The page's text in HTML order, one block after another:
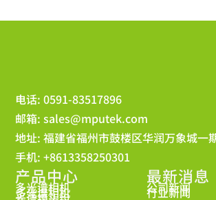
电话: 0591-83517896
邮箱:sales@mputek.com
地址: 福建省福州市鼓楼区华润万象城一
手机: +8613358250301
产品中心
多光谱相机
多光谱相机
最新消息
公司新闻
行业新闻